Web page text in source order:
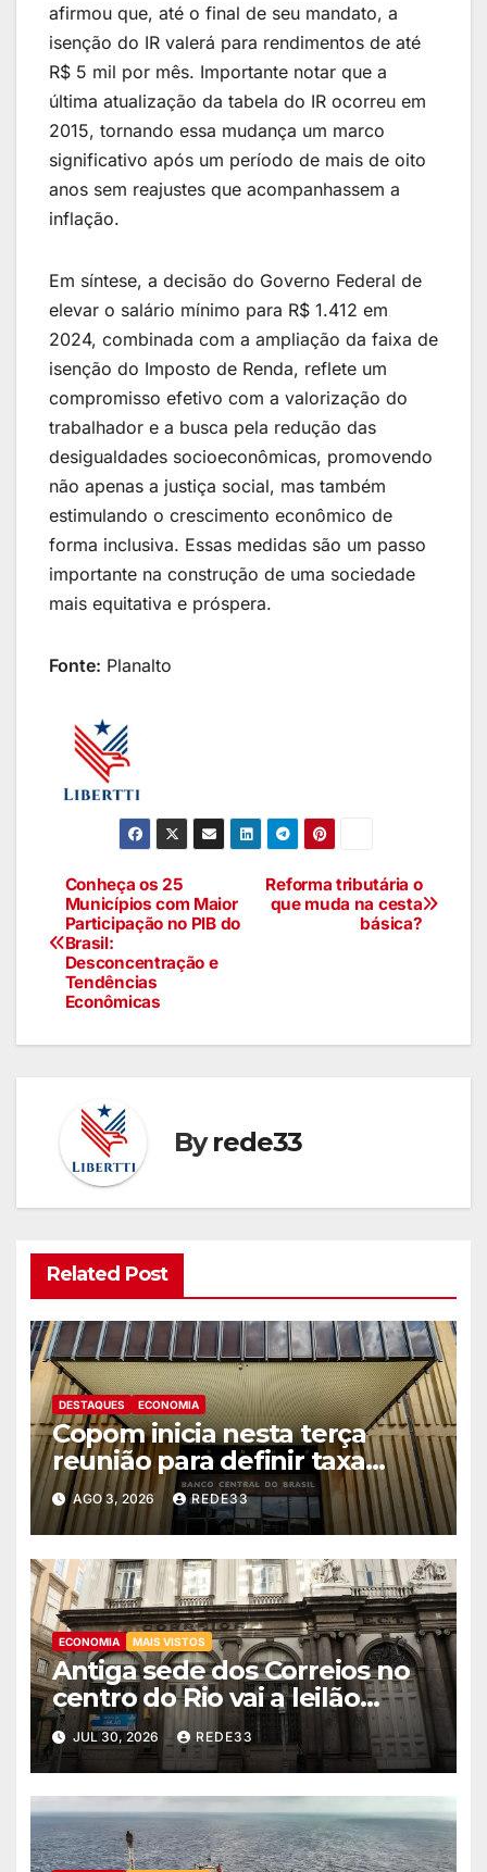
afirmou que, até o final de seu mandato, a
isenção do IR valerá para rendimentos de até
R$ 5 mil por mês. Importante notar que a
última atualização da tabela do IR ocorreu em
2015, tornando essa mudança um marco
significativo após um período de mais de oito
anos sem reajustes que acompanhassem a
inflação.
Em síntese, a decisão do Governo Federal de
elevar o salário mínimo para R$ 1.412 em
2024, combinada com a ampliação da faixa de
isenção do Imposto de Renda, reflete um
compromisso efetivo com a valorização do
trabalhador e a busca pela redução das
desigualdades socioeconômicas, promovendo
não apenas a justiça social, mas também
estimulando o crescimento econômico de
forma inclusiva. Essas medidas são um passo
importante na construção de uma sociedade
mais equitativa e próspera.
Fonte: Planalto
Reforma tributária o
que muda na cesta
básica?
Conheça os 25
Municípios com Maior
Participação no PIB do
Brasil:
Desconcentração e
Tendências
Econômicas
Byrede33
Related Post
DESTAQUES ECONOMIA
Copom inicia nesta terça
reunião para definir taxa
básica de juros
AGO 3, 2026 REDE33
ECONOMIA MAIS VISTOS
Antiga sede dos Correios no
centro do Rio vai a leilão
nesta quinta
JUL 30, 2026 REDE33